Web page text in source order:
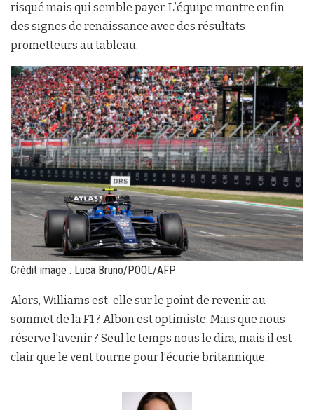
risqué mais qui semble payer. L’équipe montre enfin
des signes de renaissance avec des résultats
prometteurs au tableau.
Crédit image : Luca Bruno/POOL/AFP
Alors, Williams est-elle sur le point de revenir au
sommet de la F1 ? Albon est optimiste. Mais que nous
réserve l’avenir ? Seul le temps nous le dira, mais il est
clair que le vent tourne pour l’écurie britannique.